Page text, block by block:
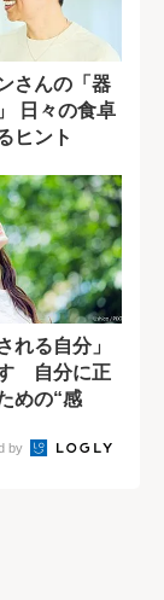
さんの「器
日々の食卓
ヒント
れる自分」
自分に正
めの“感
by